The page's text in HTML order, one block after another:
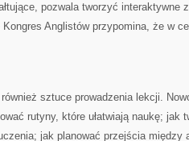
pozwala tworzyć interaktywne
Anglistów przypomina, że w
sztuce prowadzenia lekcji.
rutyny, które ułatwiają naukę;
jak planować przejścia między